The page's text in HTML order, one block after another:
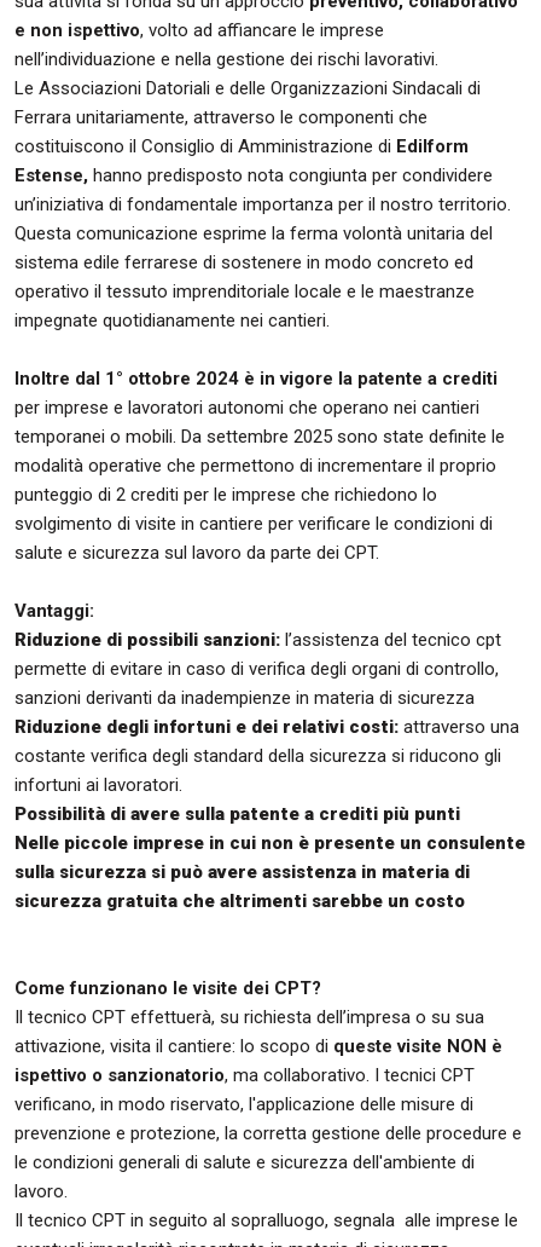
e non ispettivo, volto ad affiancare le imprese
nell’individuazione e nella gestione dei rischi lavorativi.
Le Associazioni Datoriali e delle Organizzazioni Sindacali di
Ferrara unitariamente, attraverso le componenti che
costituiscono il Consiglio di Amministrazione di Edilform
Estense, hanno predisposto nota congiunta per condividere
un’iniziativa di fondamentale importanza per il nostro territorio.
Questa comunicazione esprime la ferma volontà unitaria del
sistema edile ferrarese di sostenere in modo concreto ed
operativo il tessuto imprenditoriale locale e le maestranze
impegnate quotidianamente nei cantieri.
Inoltre dal 1° ottobre 2024 è in vigore la patente a crediti
per imprese e lavoratori autonomi che operano nei cantieri
temporanei o mobili. Da settembre 2025 sono state definite le
modalità operative che permettono di incrementare il proprio
punteggio di 2 crediti per le imprese che richiedono lo
svolgimento di visite in cantiere per verificare le condizioni di
salute e sicurezza sul lavoro da parte dei CPT.
Vantaggi:
Riduzione di possibili sanzioni: l’assistenza del tecnico cpt
permette di evitare in caso di verifica degli organi di controllo,
sanzioni derivanti da inadempienze in materia di sicurezza
Riduzione degli infortuni e dei relativi costi: attraverso una
costante verifica degli standard della sicurezza si riducono gli
infortuni ai lavoratori.
Possibilità di avere sulla patente a crediti più punti
Nelle piccole imprese in cui non è presente un consulente
sulla sicurezza si può avere assistenza in materia di
sicurezza gratuita che altrimenti sarebbe un costo
Come funzionano le visite dei CPT?
Il tecnico CPT effettuerà, su richiesta dell’impresa o su sua
attivazione, visita il cantiere: lo scopo di queste visite NON è
ispettivo o sanzionatorio, ma collaborativo. I tecnici CPT
verificano, in modo riservato, l'applicazione delle misure di
prevenzione e protezione, la corretta gestione delle procedure e
le condizioni generali di salute e sicurezza dell'ambiente di
lavoro.
Il tecnico CPT in seguito al sopralluogo, segnala alle imprese le